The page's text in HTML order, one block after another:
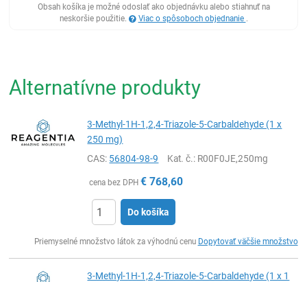
Obsah košíka je možné odoslať ako objednávku alebo stiahnuť na
neskoršie použitie.
Viac o spôsoboch objednanie .
Alternatívne produkty
3-Methyl-1H-1,2,4-Triazole-5-Carbaldehyde (1 x
250 mg)
CAS: 56804-98-9 Kat. č.: R00F0JE,250mg
cena bez DPH € 768,60
Do košíka
Priemyselné množstvo látok za výhodnú cenu Dopytovať väčšie množstvo
3-Methyl-1H-1,2,4-Triazole-5-Carbaldehyde (1 x 1